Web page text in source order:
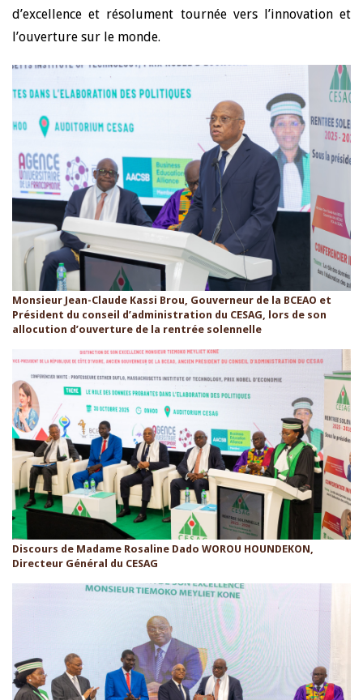
d’excellence et résolument tournée vers l’innovation et
l’ouverture sur le monde.
Monsieur Jean-Claude Kassi Brou, Gouverneur de la BCEAO et
Président du conseil d’administration du CESAG, lors de son
allocution d’ouverture de la rentrée solennelle
Discours de Madame Rosaline Dado WOROU HOUNDEKON,
Directeur Général du CESAG